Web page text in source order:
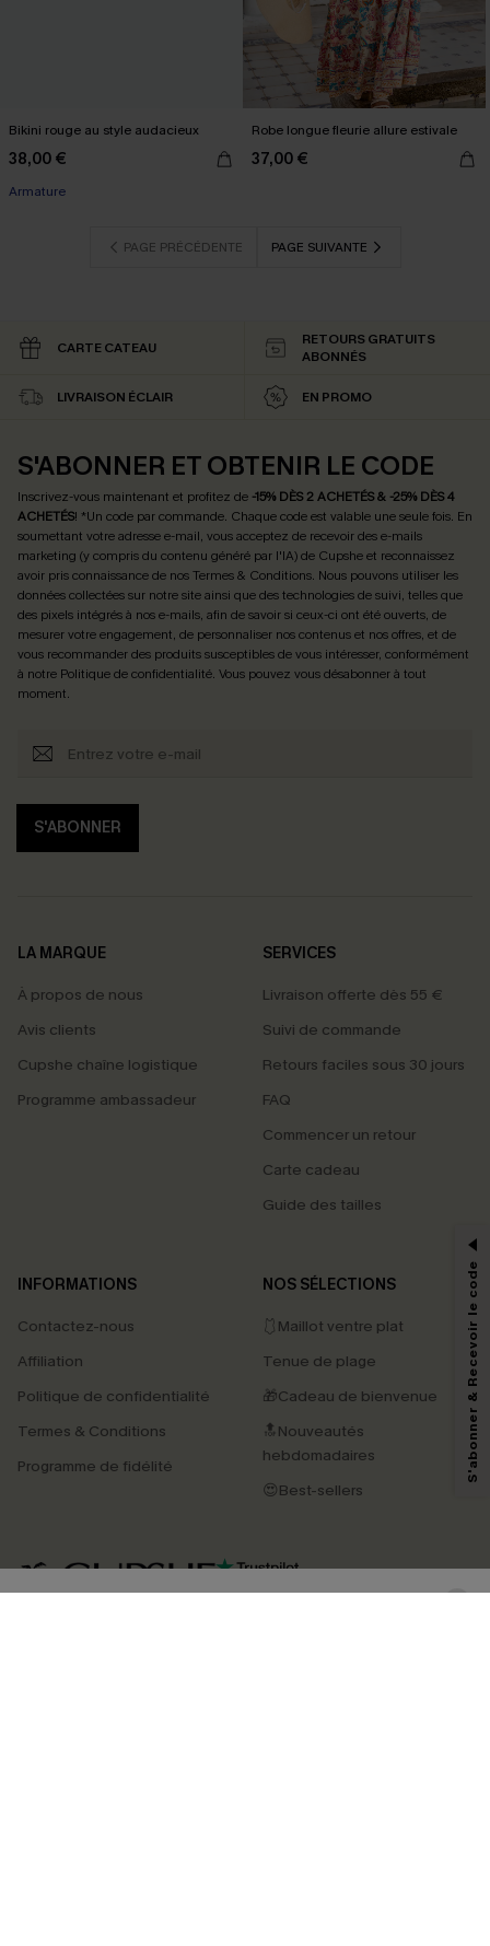
Bikini rouge au style audacieux
38,00 €
Armature
Robe longue fleurie allure estivale
37,00 €
PAGE PRÉCÉDENTE PAGE SUIVANTE
CARTE CATEAU
RETOURS GRATUITS
ABONNÉS
LIVRAISON ÉCLAIR EN PROMO
S'ABONNER ET OBTENIR LE CODE
Inscrivez-vous maintenant et profitez de -15% DÈS 2 ACHETÉS & -25% DÈS 4
ACHETÉS! *Un code par commande. Chaque code est valable une seule fois. En
soumettant votre adresse e-mail, vous acceptez de recevoir des e-mails
marketing (y compris du contenu généré par l'IA) de Cupshe et reconnaissez
avoir pris connaissance de nosTermes & Conditions. Nous pouvons utiliser les
données collectées sur notre site ainsi que des technologies de suivi, telles que
des pixels intégrés à nos e-mails, afin de savoir si ceux-ci ont été ouverts, de
mesurer votre engagement, de personnaliser nos contenus et nos offres, et de
vous recommander des produits susceptibles de vous intéresser, conformément
à notre Politique de confidentialité. Vous pouvez vous désabonner à tout
moment.
S'ABONNER
LA MARQUE
À propos de nous
Avis clients
Cupshe chaîne logistique
Programme ambassadeur
SERVICES
Livraison offerte dès 55 €
Suivi de commande
Retours faciles sous 30 jours
FAQ
Commencer un retour
Carte cadeau
Guide des tailles
INFORMATIONS
Contactez-nous
Affiliation
Politique de confidentialité
Termes & Conditions
Programme de fidélité
NOS SÉLECTIONS
🩱Maillot ventre plat
Tenue de plage
🎁Cadeau de bienvenue
🔝Nouveautés
hebdomadaires
😍Best-sellers
4.4
PROFITEZ DE -15%
marketing (y compris du contenu généré par l'IA) de Cupshe et
pouvons utiliser les données collectées sur notre site ainsi que des
savoir si ceux-ci ont été ouverts, de mesurer votre engagement, de
personnaliser nos contenus et nos offres, et de vous recommander des
produits susceptibles de vous intéresser, conformément à notre
Politique de
. Vous pouvez vous désabonner à tout moment.
S'abonner & Recevoir le code